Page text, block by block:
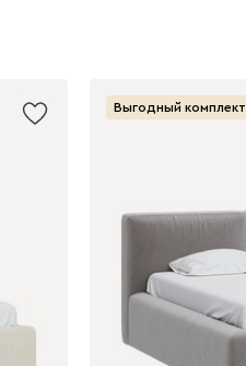
Выгодный комплект